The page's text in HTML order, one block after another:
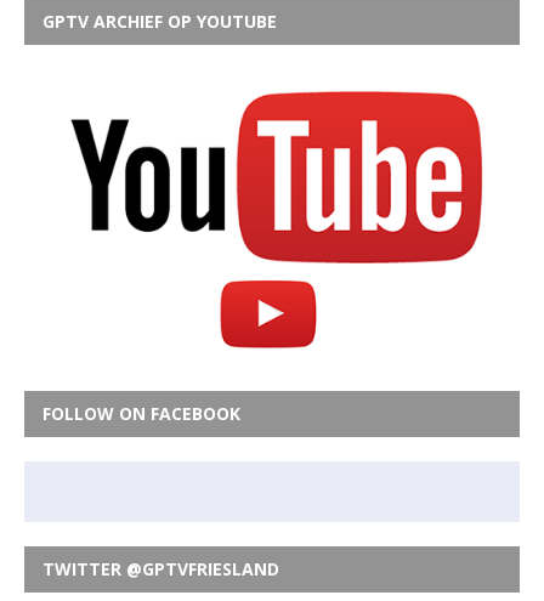
GPTV ARCHIEF OP YOUTUBE
FOLLOW ON FACEBOOK
TWITTER @GPTVFRIESLAND